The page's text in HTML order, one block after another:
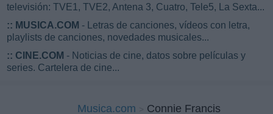
televisión: TVE1, TVE2, Antena 3, Cuatro, Tele5, La Sexta...
:: MUSICA.COM - Letras de canciones, vídeos con letra,
playlists de canciones, novedades musicales...
:: CINE.COM - Noticias de cine, datos sobre películas y
series. Cartelera de cine...
Musica.com Connie Francis